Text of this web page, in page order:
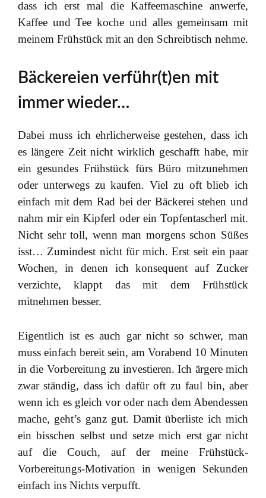
dass ich erst mal die Kaffeemaschine anwerfe,
Kaffee und Tee koche und alles gemeinsam mit
meinem Frühstück mit an den Schreibtisch nehme.
Bäckereien verführ(t)en mit
immer wieder…
Dabei muss ich ehrlicherweise gestehen, dass ich
es längere Zeit nicht wirklich geschafft habe, mir
ein gesundes Frühstück fürs Büro mitzunehmen
oder unterwegs zu kaufen. Viel zu oft blieb ich
einfach mit dem Rad bei der Bäckerei stehen und
nahm mir ein Kipferl oder ein Topfentascherl mit.
Nicht sehr toll, wenn man morgens schon Süßes
isst… Zumindest nicht für mich. Erst seit ein paar
Wochen, in denen ich konsequent auf Zucker
verzichte, klappt das mit dem Frühstück
mitnehmen besser.
Eigentlich ist es auch gar nicht so schwer, man
muss einfach bereit sein, am Vorabend 10 Minuten
in die Vorbereitung zu investieren. Ich ärgere mich
zwar ständig, dass ich dafür oft zu faul bin, aber
wenn ich es gleich vor oder nach dem Abendessen
mache, geht’s ganz gut. Damit überliste ich mich
ein bisschen selbst und setze mich erst gar nicht
auf die Couch, auf der meine Frühstück-
Vorbereitungs-Motivation in wenigen Sekunden
einfach ins Nichts verpufft.